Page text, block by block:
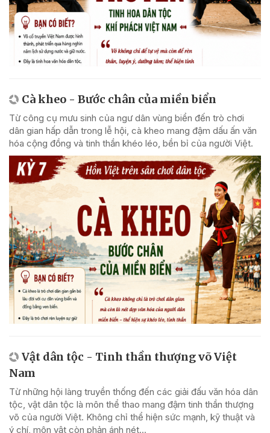
Cà kheo - Bước chân của miền biển
Từ công cụ mưu sinh của ngư dân vùng biển đến trò chơi
dân gian hấp dẫn trong lễ hội, cà kheo mang đậm dấu ấn văn
hóa cộng đồng và tinh thần khéo léo, bền bỉ của người Việt.
Vật dân tộc - Tinh thần thượng võ Việt
Nam
Từ những hội làng truyền thống đến các giải đấu văn hóa dân
tộc, vật dân tộc là môn thể thao mang đậm tinh thần thượng
võ của người Việt. Không chỉ thể hiện sức mạnh, kỹ thuật và
ý chí, môn vật còn phản ánh nét...